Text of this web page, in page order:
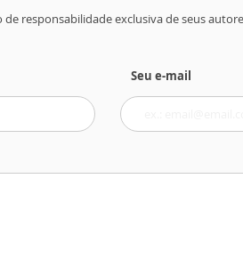
de responsabilidade exclusiva de seus
Seu e-mail